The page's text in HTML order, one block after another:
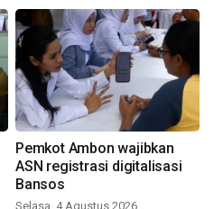
Pemkot Ambon wajibkan
ASN registrasi digitalisasi
Bansos
Selasa, 4 Agustus 2026